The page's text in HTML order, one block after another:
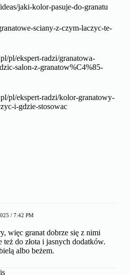
granatu z jasnymi kolorami,
oświetleniem.
ten wyjątkowy kolor.
jaki-kolor-pasuje-do-granatu